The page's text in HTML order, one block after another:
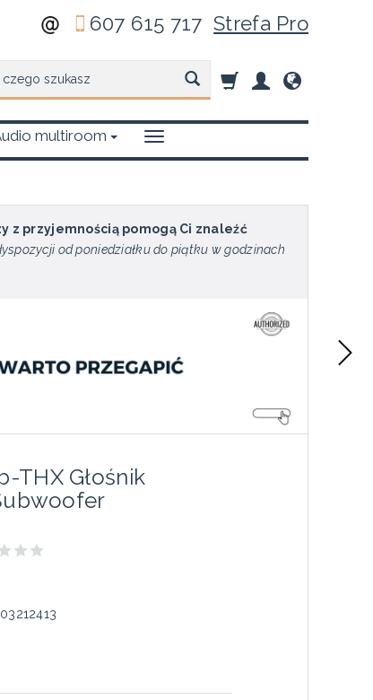
607 615 717Strefa Pro
multiroom
z przyjemnością pomogą Ci znaleźć
od poniedziałku do piątku w godzinach
THX Głośnik